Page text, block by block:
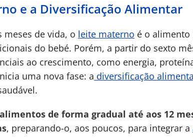
e a Diversificação Alimentar
de vida, o leite materno é o alimento
do bebé. Porém, a partir do sexto
ao crescimento, como energia,
uma nova fase: a diversificação
de forma gradual até aos 12
, preparando-o, aos poucos, para integrar a